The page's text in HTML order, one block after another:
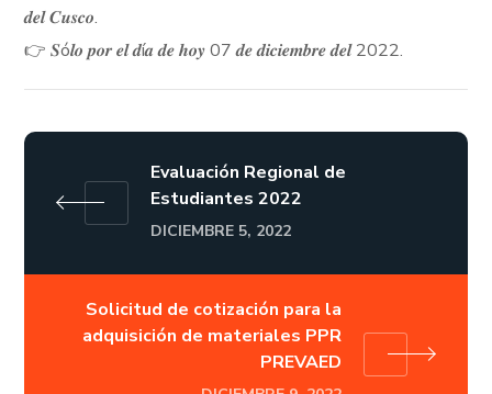
𝒅𝒆𝒍 𝑪𝒖𝒔𝒄𝒐.
👉 𝑺ó𝒍𝒐 𝒑𝒐𝒓 𝒆𝒍 𝒅í𝒂 𝒅𝒆 𝒉𝒐𝒚 07 𝒅𝒆 𝒅𝒊𝒄𝒊𝒆𝒎𝒃𝒓𝒆 𝒅𝒆𝒍 2022.
Evaluación Regional de
Estudiantes 2022
DICIEMBRE 5, 2022
Solicitud de cotización para la
adquisición de materiales PPR
PREVAED